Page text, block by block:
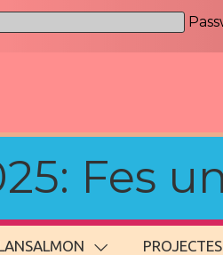
Fes
PROJECTES